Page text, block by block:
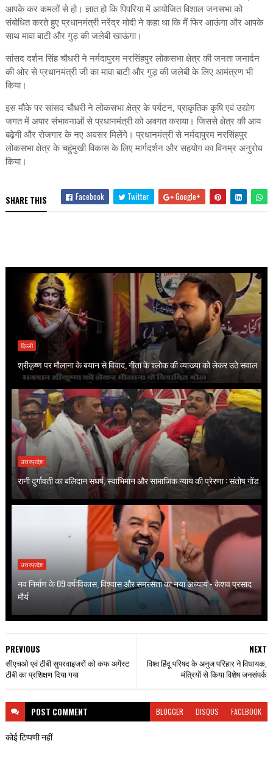
आपके कर कमलों से हो। ज्ञात हो कि पिपरिया में आयोजित विशाल जनसभा को
संबोधित करते हुए प्रधानमंत्री नरेंद्र मोदी ने कहा था कि मैं फिर आऊंगा और आपके
साथ मावा बाटी और गुड़ की जलेबी खाऊंगा।
सांसद दर्शन सिंह चौधरी ने नर्मदापुरम नरसिंहपुर लोकसभा क्षेत्र की जनता जनार्दन
की ओर से प्रधानमंत्री जी का मावा बाटी और गुड़ की जलेबी के लिए आमंत्रण भी
किया।
इस मौके पर सांसद चौधरी ने लोकसभा क्षेत्र के पर्यटन, प्राकृतिक कृषि एवं उद्योग
जगत में अपार संभावनाओं से प्रधानमंत्री को अवगत कराया। जिससे क्षेत्र की आय
बढ़ेगी और रोजगार के नए अवसर मिलेंगे। प्रधानमंत्री से नर्मदापुरम नरसिंहपुर
लोकसभा क्षेत्र के चहुंमुखी विकास के लिए मार्गदर्शन और सहयोग का विनम्र अनुरोध
किया।
SHARE THIS Facebook Twitter Google+
दिल्ली
श्रीकृष्ण पर मौलाना के बयान से विवाद, गीता के श्लोक की व्याख्या को लेकर उठे सवाल
उत्तरप्रदेश
रानी दुर्गावती का बलिदान संघर्ष, स्वाभिमान और सामाजिक न्याय की प्रेरणा : संतोष गोंड
उत्तरप्रदेश
नव निर्माण के 09 वर्ष:विकास, विश्वास और समरसता का नया अध्याय - केशव प्रसाद
मौर्य
NEXT
विश्व हिंदू परिषद के अनुज परिहार ने विधायक,
मंत्रियों से किया विशेष जनसंपर्क
PREVIOUS
सीएचओ एवं टीबी सुपरवाइजरों को कफ अगेंस्ट
टीबी का प्रशिक्षण दिया गया
POST COMMENT BLOGGER DISQUS FACEBOOK
कोई टिप्पणी नहीं